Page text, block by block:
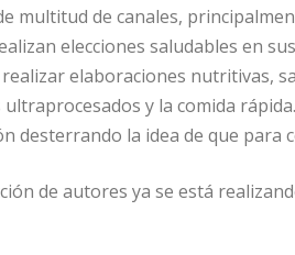
multitud de canales,
elecciones saludables en
elaboraciones nutritivas,
y la comida
desterrando la idea de que para
de autores ya se está